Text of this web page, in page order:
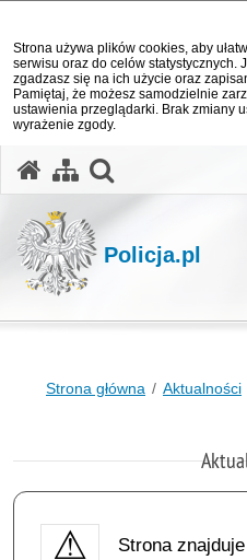
Strona używa plików cookies, aby
serwisu oraz do celów statystycznych.
zgadzasz się na ich użycie oraz
Pamiętaj, że możesz samodzielnie
ustawienia przeglądarki. Brak zmiany
wyrażenie zgody.
Policja.pl
Strona główna Aktualności
Strona